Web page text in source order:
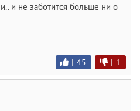
и не заботится больше ни о
| 45 | 1